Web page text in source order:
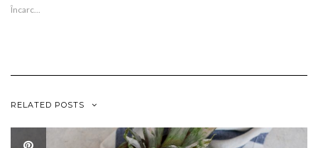
Încarc...
RELATED POSTS